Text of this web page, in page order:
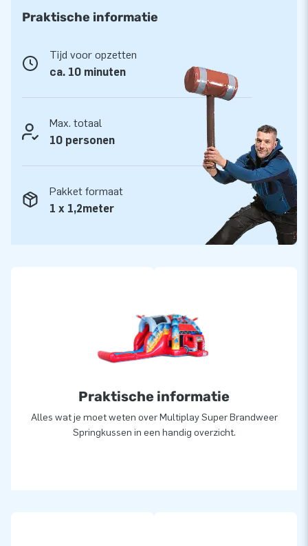
gebruikt: je hebt hoe dan ook plezier van je springkussen met
Praktische informatie
Tijd voor opzetten
ca. 10 minuten
Max. totaal
10 personen
Pakket formaat
1 x 1,2meter
Praktische informatie
Alles wat je moet weten over Multiplay Super Brandweer
Springkussen in een handig overzicht.